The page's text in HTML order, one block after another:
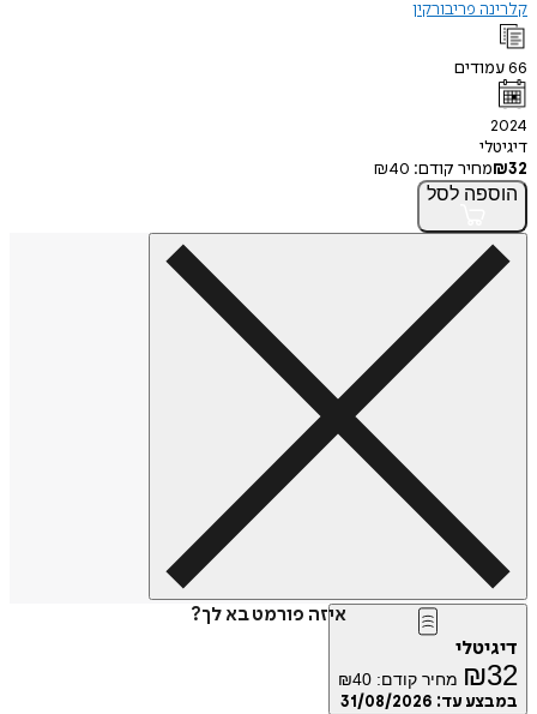
קלרינה פריבורקין
66עמודים
2024
דיגיטלי
₪32 מחיר קודם: ₪40
הוספה לסל
איזה פורמט בא לך?
דיגיטלי
₪32 מחיר קודם: ₪40
במבצע עד: 31/08/2026